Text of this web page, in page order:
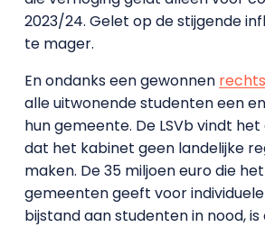
2023/24. Gelet op de stijgende
te mager.
En ondanks een gewonnen
alle uitwonende studenten een
hun gemeente. De LSVb vindt
dat het kabinet geen landelijke
maken. De 35 miljoen euro die
gemeenten geeft voor
bijstand aan studenten in nood,